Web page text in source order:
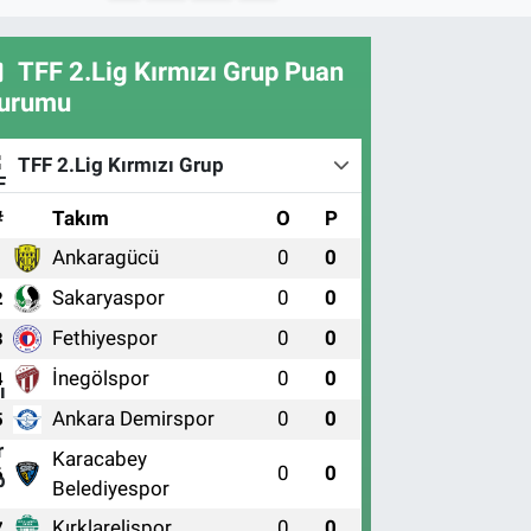
TFF 2.Lig Kırmızı Grup Puan
TFF 2.Lig Kırmızı Grup
Takım O P
Ankaragücü 0 0
Sakaryaspor 0 0
Fethiyespor 0 0
İnegölspor 0 0
Ankara Demirspor 0 0
Karacabey
Belediyespor
0 0